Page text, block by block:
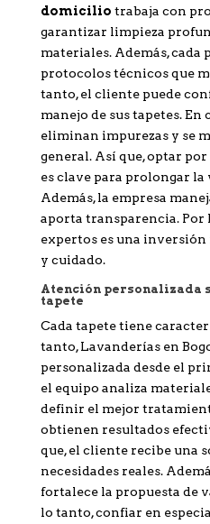
domicilio trabaja con
garantizar limpieza
materiales. Además,
protocolos técnicos que
tanto, el cliente puede
manejo de sus tapetes. En
eliminan impurezas y se
general. Así que, optar
es clave para prolongar la
Además, la empresa
aporta transparencia. Por
expertos es una
y cuidado.
Atención personalizada
tapete
Cada tapete tiene
tanto, Lavanderías en
personalizada desde el
el equipo analiza
definir el mejor
obtienen resultados
que, el cliente recibe una
necesidades reales.
fortalece la propuesta de
lo tanto, confiar en